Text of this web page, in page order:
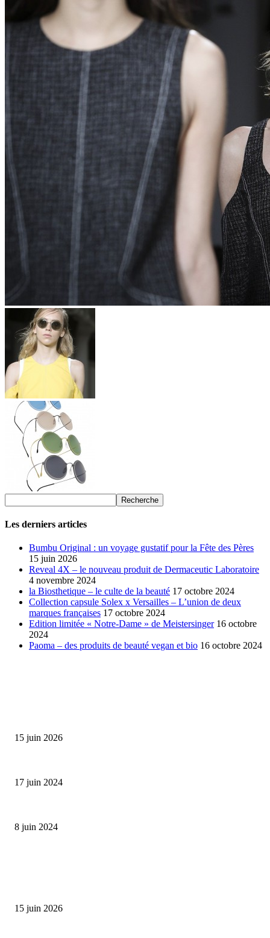
Les derniers articles
Bumbu Original : un voyage gustatif pour la Fête des Pères
15 juin 2026
Reveal 4X – le nouveau produit de Dermaceutic Laboratoire
4 novembre 2024
la Biosthetique – le culte de la beauté 17 octobre 2024
Collection capsule Solex x Versailles – L’union de deux
marques françaises 17 octobre 2024
Edition limitée « Notre-Dame » de Meistersinger 16 octobre
2024
Paoma – des produits de beauté vegan et bio 16 octobre 2024
15 juin 2026
17 juin 2024
8 juin 2024
15 juin 2026